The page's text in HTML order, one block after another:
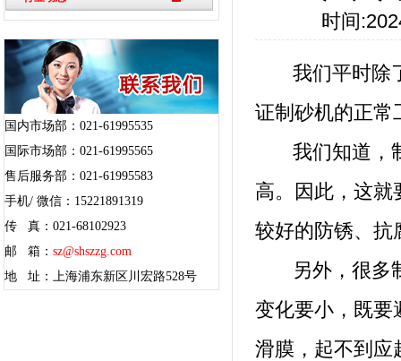
国内市场部：021-61995535
国际市场部：021-61995565
售后服务部：021-61995583
手机/ 微信：15221891319
传 真：021-68102923
邮 箱： sz@shszzg.com
地 址：上海浦东新区川宏路528号
时间
我们平时除
证制砂机的正常
我们知道，制
高。因此，这就
较好的防锈、抗
另外，很多制
变化要小，既要
滑膜，起不到应